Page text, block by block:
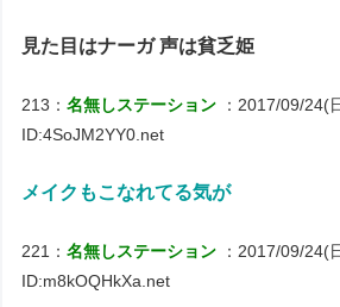
見た目はナーガ 声は貧乏姫
213：名無しステーション
：2017/09/24(
ID:4SoJM2YY0.net
メイクもこなれてる気が
221：名無しステーション
：2017/09/24(
ID:m8kOQHkXa.net